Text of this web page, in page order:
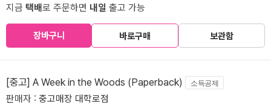
지금 택배로 주문하면 내일 출고 가능
장바구니 바로구매 보관함
[중고] A Week in the Woods (Paperback) 소득공제
판매자 : 중고매장 대학로점